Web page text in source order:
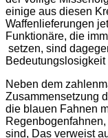
einige aus diesen
Waffenlieferungen
Funktionäre, die
setzen, sind
Neben dem
Zusammensetzung
die blauen Fahnen
sind, Das verweist